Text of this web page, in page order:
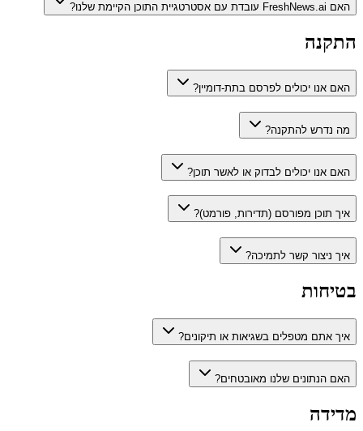
האם FreshNews.ai עובדת עם אסטרטגיית התוכן הקיימת שלנו?
התקנה
האם אנו יכולים לפרסם בתת-דומיין?
מה נדרש להתקנה?
האם אנו יכולים לבדוק או לאשר תוכן?
איך תוכן מפורסם (תדירות, פורמט)?
איך ניצור קשר לתמיכה?
בטיחות
איך אתם מטפלים בשגיאות או תיקונים?
האם הנתונים שלנו מאובטחים?
מדידה